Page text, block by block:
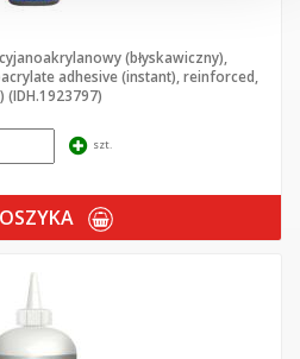
(błyskawiczny),
adhesive (instant), reinforced,
(IDH.1923797)
szt.